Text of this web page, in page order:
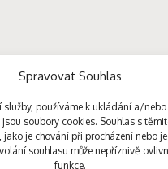
Spravovat Souhlas
služby, používáme k ukládání a/
soubory cookies. Souhlas s
je chování při procházení nebo
souhlasu může nepříznivě
funkce.